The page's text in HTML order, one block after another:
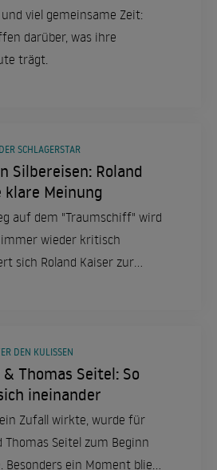
viel gemeinsame Zeit:
darüber, was ihre
trägt.
SCHLAGERSTAR
Silbereisen: Roland
klare Meinung
auf dem "Traumschiff" wird
wieder kritisch
sich Roland Kaiser zur
Kapitän.
DEN KULISSEN
Thomas Seitel: So
ineinander
Zufall wirkte, wurde für
Thomas Seitel zum Beginn
ein Moment blieb